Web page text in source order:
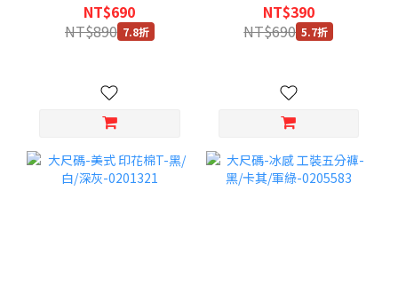
NT$690
NT$890 7.8折
NT$390
NT$690 5.7折